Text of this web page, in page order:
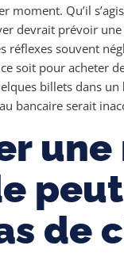
Qu’il
devrait prévoir
réflexes souvent
soit pour acheter
billets dans un
bancaire serait
une
de